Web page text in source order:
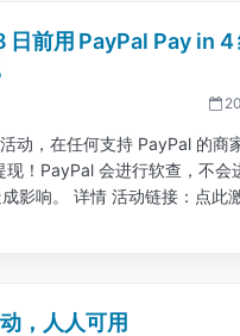
日前用 PayPal Pay in 4
动，在任何支持 PayPal 的商
！PayPal 会进行软查，不会
影响。 详情 活动链接：点此
，人人可用